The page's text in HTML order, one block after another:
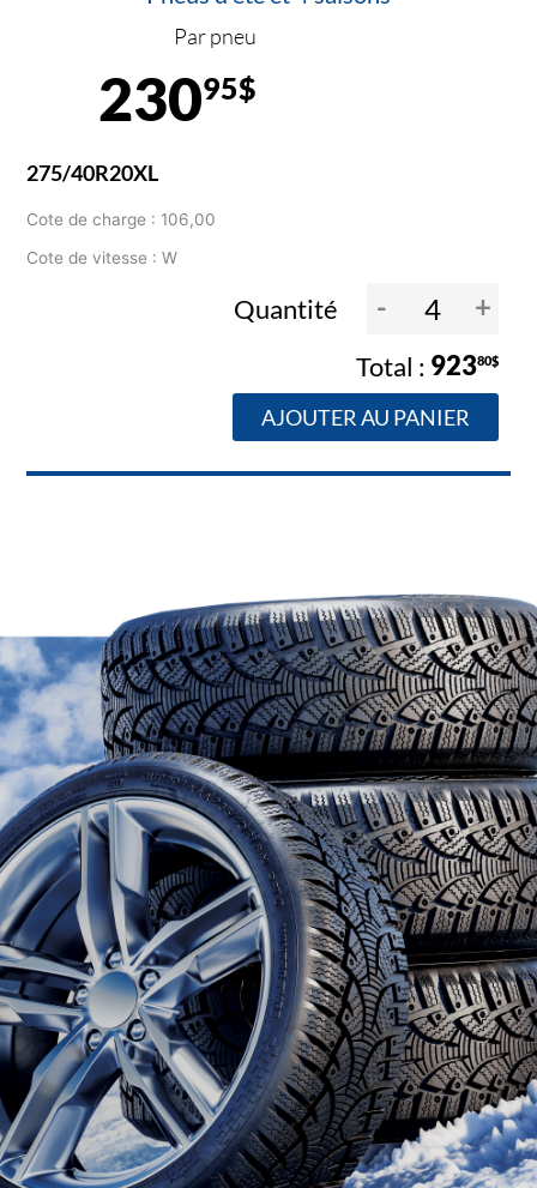
Par pneu
23095$
275/40R20XL
Cote de charge : 106,00
Cote de vitesse : W
Quantité - +
92380$
AJOUTER AU PANIER